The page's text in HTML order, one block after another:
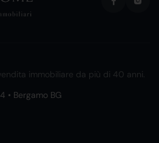
immobiliare da più di 40 anni.
• Bergamo BG